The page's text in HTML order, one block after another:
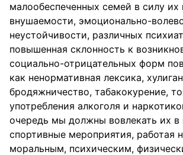
малообеспеченных семей в силу
внушаемости, эмоционально-
неустойчивости, различных
повышенная склонность к
социально-отрицательных форм
как ненормативная лексика,
бродяжничество, табакокурение,
употребления алкоголя и
очередь мы должны вовлекать их в
спортивные мероприятия, работая
моральным, психическим,